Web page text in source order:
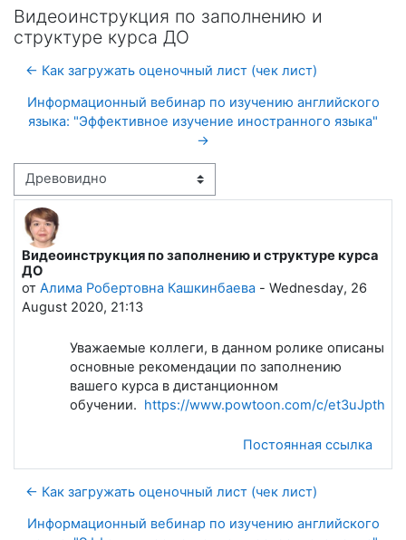
Видеоинструкция по заполнению и
структуре курса ДО
← Как загружать оценочный лист (чек лист)
Информационный вебинар по изучению английского
языка: "Эффективное изучение иностранного языка"
→
Режим отображения
Видеоинструкция по заполнению и структуре курса
ДО
от Алима Робертовна Кашкинбаева - Wednesday, 26
August 2020, 21:13
Количество ответов: 0
Уважаемые коллеги, в данном ролике описаны
основные рекомендации по заполнению
вашего курса в дистанционном
обучении. https://www.powtoon.com/c/
Постоянная ссылка
← Как загружать оценочный лист (чек лист)
Информационный вебинар по изучению английского